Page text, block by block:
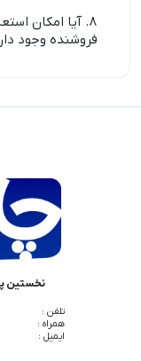
8. آیا امکان
فروشنده وجود
نخستین
تلفن :
همراه :
ایمیل :